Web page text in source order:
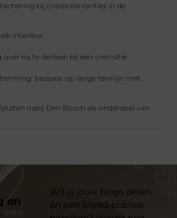
bij crisisinterventies in de
interieur
over na te denken bij een crematie
bespaar op lange termijn met
nabij Den Bosch als onderdeel van
en
Wil jij jouw blogs delen
en een breed publiek